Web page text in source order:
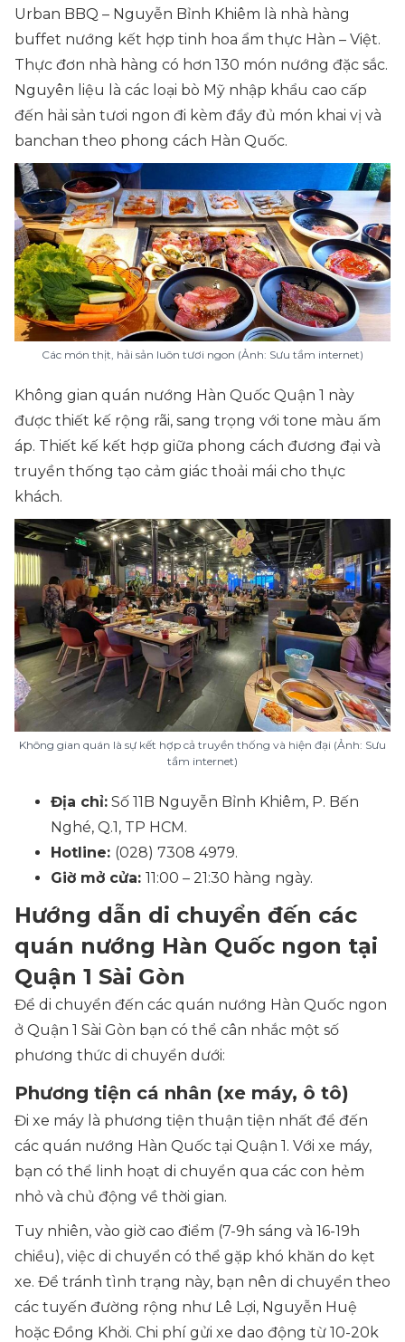
Urban BBQ – Nguyễn Bỉnh Khiêm là nhà hàng
buffet nướng kết hợp tinh hoa ẩm thực Hàn – Việt.
Thực đơn nhà hàng có hơn 130 món nướng đặc sắc.
Nguyên liệu là các loại bò Mỹ nhập khẩu cao cấp
đến hải sản tươi ngon đi kèm đầy đủ món khai vị và
banchan theo phong cách Hàn Quốc.
Các món thịt, hải sản luôn tươi ngon (Ảnh: Sưu tầm internet)
Không gian quán nướng Hàn Quốc Quận 1 này
được thiết kế rộng rãi, sang trọng với tone màu ấm
áp. Thiết kế kết hợp giữa phong cách đương đại và
truyền thống tạo cảm giác thoải mái cho thực
khách.
Không gian quán là sự kết hợp cả truyền thống và hiện đại (Ảnh: Sưu
tầm internet)
Địa chỉ: Số 11B Nguyễn Bỉnh Khiêm, P. Bến
Nghé, Q.1, TP HCM.
Hotline: (028) 7308 4979.
Giờ mở cửa: 11:00 – 21:30 hàng ngày.
Hướng dẫn di chuyển đến các
quán nướng Hàn Quốc ngon tại
Quận 1 Sài Gòn
Để di chuyển đến các quán nướng Hàn Quốc ngon
ở Quận 1 Sài Gòn bạn có thể cân nhắc một số
phương thức di chuyển dưới:
Phương tiện cá nhân (xe máy, ô tô)
Đi xe máy là phương tiện thuận tiện nhất để đến
các quán nướng Hàn Quốc tại Quận 1. Với xe máy,
bạn có thể linh hoạt di chuyển qua các con hẻm
nhỏ và chủ động về thời gian.
Tuy nhiên, vào giờ cao điểm (7-9h sáng và 16-19h
chiều), việc di chuyển có thể gặp khó khăn do kẹt
xe. Để tránh tình trạng này, bạn nên di chuyển theo
các tuyến đường rộng như Lê Lợi, Nguyễn Huệ
hoặc Đồng Khởi. Chi phí gửi xe dao động từ 10-20k